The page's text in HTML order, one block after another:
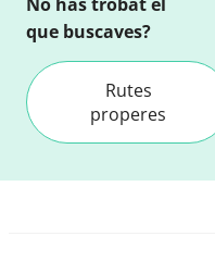
que buscaves?
Rutes
properes